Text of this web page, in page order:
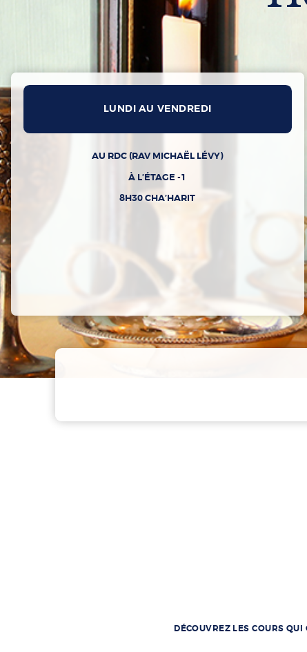
LUNDI AU VENDREDI
AU RDC (RAV MICHAËL LÉVY)
À L’ÉTAGE -1
8H30 CHA’HARIT
DÉCOUVREZ LES COURS QUI